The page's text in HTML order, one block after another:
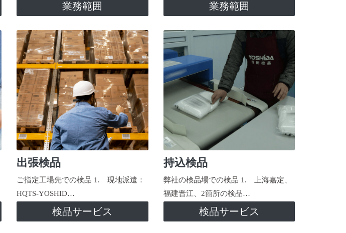
業務範囲 業務範囲
出張検品
ご指定工場先での検品 1. 現地派遣：
HQTS-YOSHID…
検品サービス
持込検品
弊社の検品場での検品 1. 上海嘉定、
福建晋江、2箇所の検品…
検品サービス